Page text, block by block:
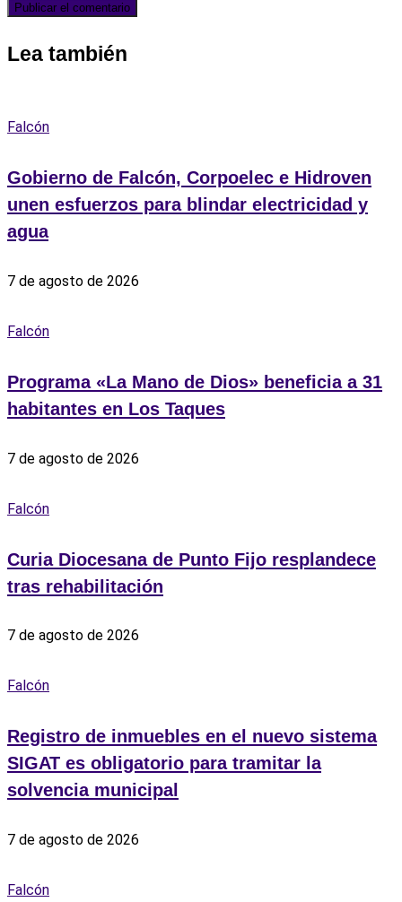
Lea también
Falcón
Gobierno de Falcón, Corpoelec e Hidroven
unen esfuerzos para blindar electricidad y
agua
7 de agosto de 2026
Falcón
Programa «La Mano de Dios» beneficia a 31
habitantes en Los Taques
7 de agosto de 2026
Falcón
Curia Diocesana de Punto Fijo resplandece
tras rehabilitación
7 de agosto de 2026
Falcón
Registro de inmuebles en el nuevo sistema
SIGAT es obligatorio para tramitar la
solvencia municipal
7 de agosto de 2026
Falcón